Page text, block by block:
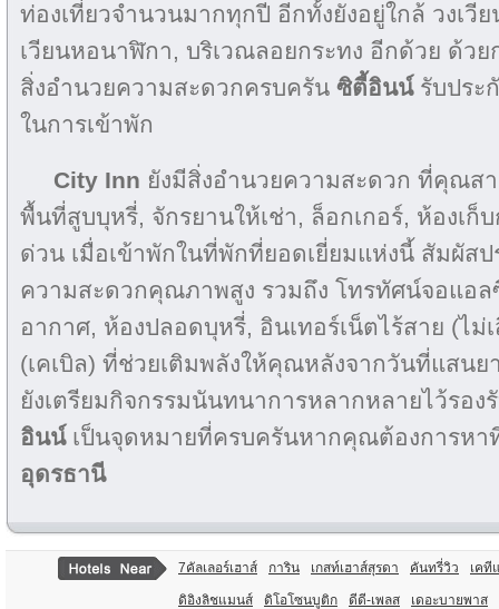
ท่องเที่ยวจำนวนมากทุกปี อีกทั้งยังอยู่ใกล้ วงเวี
เวียนหอนาฬิกา, บริเวณลอยกระทง อีกด้วย ด้วย
สิ่งอำนวยความสะดวกครบครัน ซิตี้อินน์รับประ
ในการเข้าพัก
City Inn ยังมีสิ่งอำนวยความสะดวก ที่คุณส
พื้นที่สูบบุหรี่, จักรยานให้เช่า, ล็อกเกอร์, ห้องเก็บ
ด่วน เมื่อเข้าพักในที่พักที่ยอดเยี่ยมแห่งนี้ สัมผัส
ความสะดวกคุณภาพสูง รวมถึง โทรทัศน์จอแอล
อากาศ, ห้องปลอดบุหรี่, อินเทอร์เน็ตไร้สาย (ไม่
(เคเบิล) ที่ช่วยเติมพลังให้คุณหลังจากวันที่แสน
ยังเตรียมกิจกรรมนันทนาการหลากหลายไว้รอ
อินน์เป็นจุดหมายที่ครบครันหากคุณต้องการหา
อุดรธานี
7คัลเลอร์เฮาส์ การิน เกสท์เฮาส์สุรดา คันทรี่วิว เคที
ดิอิงลิชแมนส์ ดิโอโซนบูติก ดีดี-เพลส เดอะบายพาส